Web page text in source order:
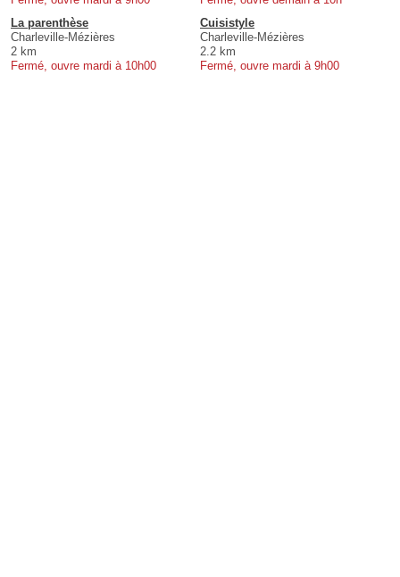
La parenthèse
Charleville-Mézières
2 km
Fermé, ouvre mardi à 10h00
Cuisistyle
Charleville-Mézières
2.2 km
Fermé, ouvre mardi à 9h00